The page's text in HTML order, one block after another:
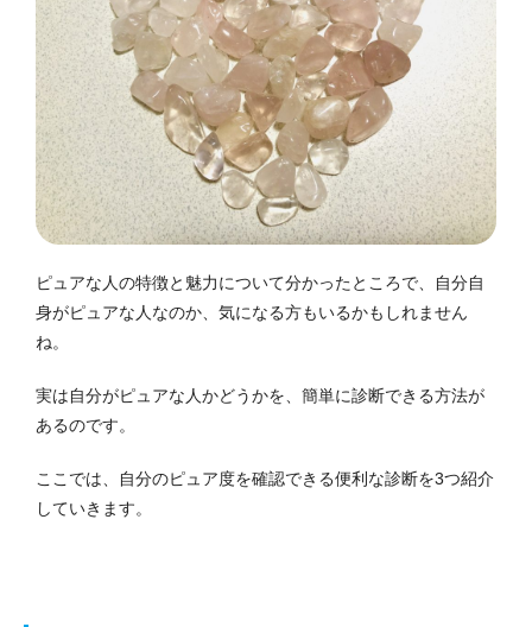
ピュアな人の特徴と魅力について分かったところで、自分自
身がピュアな人なのか、気になる方もいるかもしれません
ね。
実は自分がピュアな人かどうかを、簡単に診断できる方法が
あるのです。
ここでは、自分のピュア度を確認できる便利な診断を3つ紹介
していきます。